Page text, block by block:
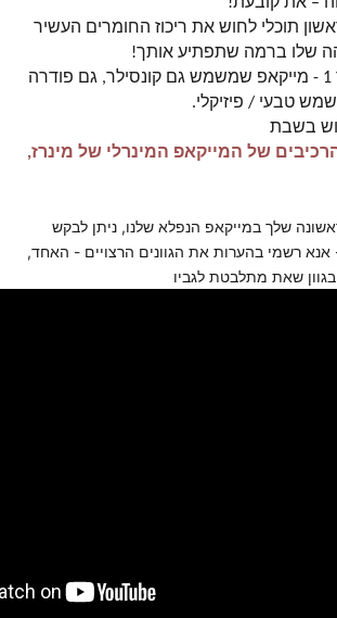
– את קובעת!
תוכלי לחוש את ריכוז החומרים העשיר
שלו ברמה שתפתיע אותך!
4 מוצרים בתכשיר 1 - מייקאפ שמשמש גם קונסילר, גם פודרה
טבעי / פיזיקלי.
בשבת
של המייקאפ המינרלי של מינרז,
שלך במייקאפ הנפלא שלנו, ניתן לבקש
אנא רשמי בהערות את הגוונים הרצויים - האחד,
שאת מתלבטת לגביו